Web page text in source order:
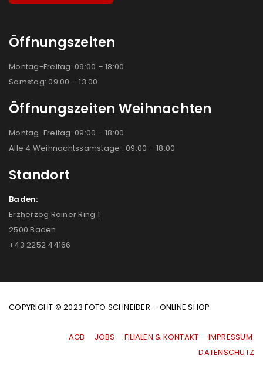
Öffnungszeiten
Montag-Freitag: 09:00 – 18:00
Samstag: 09:00 – 13:00
Öffnungszeiten Weihnachten
Montag-Freitag: 09:00 – 18:00
Alle 4 Weihnachtssamstage : 09:00 – 18:00
Standort
Baden:
Erzherzog Rainer Ring 1
2500 Baden
+43 2252 44166
COPYRIGHT © 2023 FOTO SCHNEIDER – ONLINE SHOP
AGB JOBS FILIALEN & KONTAKT
IMPRESSUM
|DATENSCHUTZ